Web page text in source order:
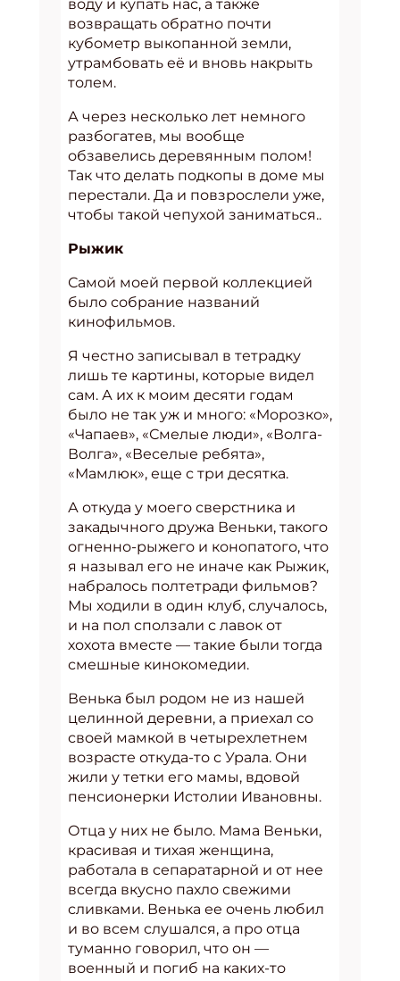
воду и купать нас, а также
возвращать обратно почти
кубометр выкопанной земли,
утрамбовать её и вновь накрыть
толем.
А через несколько лет немного
разбогатев, мы вообще
обзавелись деревянным полом!
Так что делать подкопы в доме мы
перестали. Да и повзрослели уже,
чтобы такой чепухой заниматься..
Рыжик
Самой моей первой коллекцией
было собрание названий
кинофильмов.
Я честно записывал в тетрадку
лишь те картины, которые видел
сам. А их к моим десяти годам
было не так уж и много: «Морозко»,
«Чапаев», «Смелые люди», «Волга-
Волга», «Веселые ребята»,
«Мамлюк», еще с три десятка.
А откуда у моего сверстника и
закадычного дружа Веньки, такого
огненно-рыжего и конопатого, что
я называл его не иначе как Рыжик,
набралось полтетради фильмов?
Мы ходили в один клуб, случалось,
и на пол сползали с лавок от
хохота вместе — такие были тогда
смешные кинокомедии.
Венька был родом не из нашей
целинной деревни, а приехал со
своей мамкой в четырехлетнем
возрасте откуда-то с Урала. Они
жили у тетки его мамы, вдовой
пенсионерки Истолии Ивановны.
Отца у них не было. Мама Веньки,
красивая и тихая женщина,
работала в сепаратарной и от нее
всегда вкусно пахло свежими
сливками. Венька ее очень любил
и во всем слушался, а про отца
туманно говорил, что он —
военный и погиб на каких-то